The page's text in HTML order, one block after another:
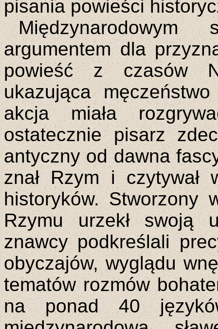
pisania powieści
argumentem dla
powieść z czasów
ukazująca
akcja miała
ostatecznie pisarz
antyczny od dawna
znał Rzym i czytywał
historyków. Stworzony
Rzymu urzekł swoją
znawcy podkreślali
obyczajów, wyglądu
tematów rozmów
na ponad 40